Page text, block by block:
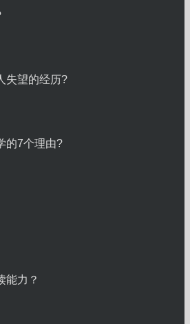
失望的经历?
的7个理由?
能力？